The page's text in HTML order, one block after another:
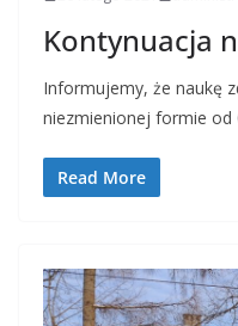
Kontynuacja
Informujemy, że naukę
niezmienionej formie od
Read More